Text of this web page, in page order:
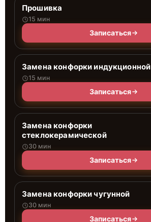
Прошивка
15 мин
Записаться
Замена конфорки индукционной
15 мин
Записаться
Замена конфорки
стеклокерамической
30 мин
Записаться
Замена конфорки чугунной
30 мин
Записаться